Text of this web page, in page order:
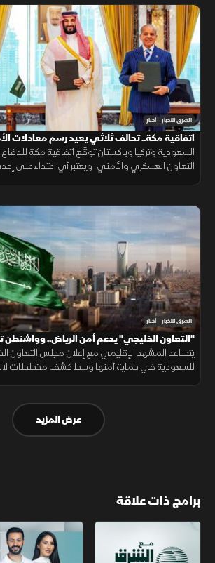
الشرق للأخبار أخبار
اتفاقية مكة.. تحالف ثلاثي يعيد رسم معادلات
السعودية وتركيا وباكستان توقّع اتفاقية مكة للدفاع
التعاون العسكري والأمني، ويعتبر أي اعتداء على
الشرق للأخبار أخبار
"التعاون الخليجي" يدعم أمن الرياض..
الهجرة
يتصاعد المشهد الإقليمي مع إعلان مجلس التعاون
للسعودية في حماية أمنها وسط كشف مخططات
عرض المزيد
برامج ذات علاقة
مع الشرق الأوسط الخبر الآخر